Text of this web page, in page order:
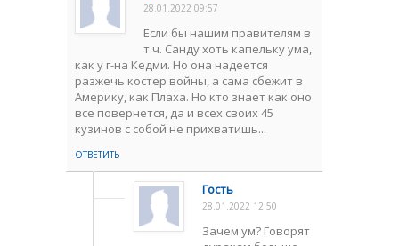
28.01.2022 09:57
Если бы нашим правителям в
т.ч. Санду хоть капельку ума,
как у г-на Кедми. Но она надеется
разжечь костер войны, а сама сбежит в
Америку, как Плаха. Но кто знает как оно
все повернется, да и всех своих 45
кузинов с собой не прихватишь...
ОТВЕТИТЬ
Гость
28.01.2022 12:50
Зачем ум? Говорят